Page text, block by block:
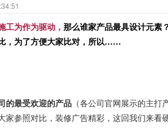
工为作为驱动，那么谁家产品最具设计元素
，为了方便大家比对，所以……
的最受欢迎的产品 （各公司官网展示的主
家参照对比，装修广告精彩，这回我们来看